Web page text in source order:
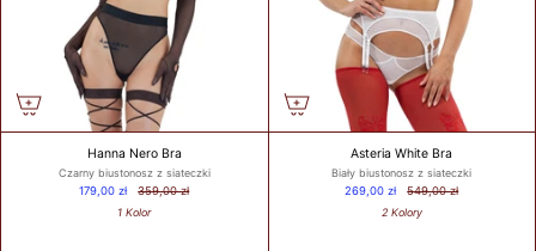
Hanna Nero Bra
Czarny biustonosz z siateczki
179,00 zł
359,00 zł
1 Kolor
Asteria White Bra
Biały biustonosz z siateczki
269,00 zł
549,00 zł
2 Kolory